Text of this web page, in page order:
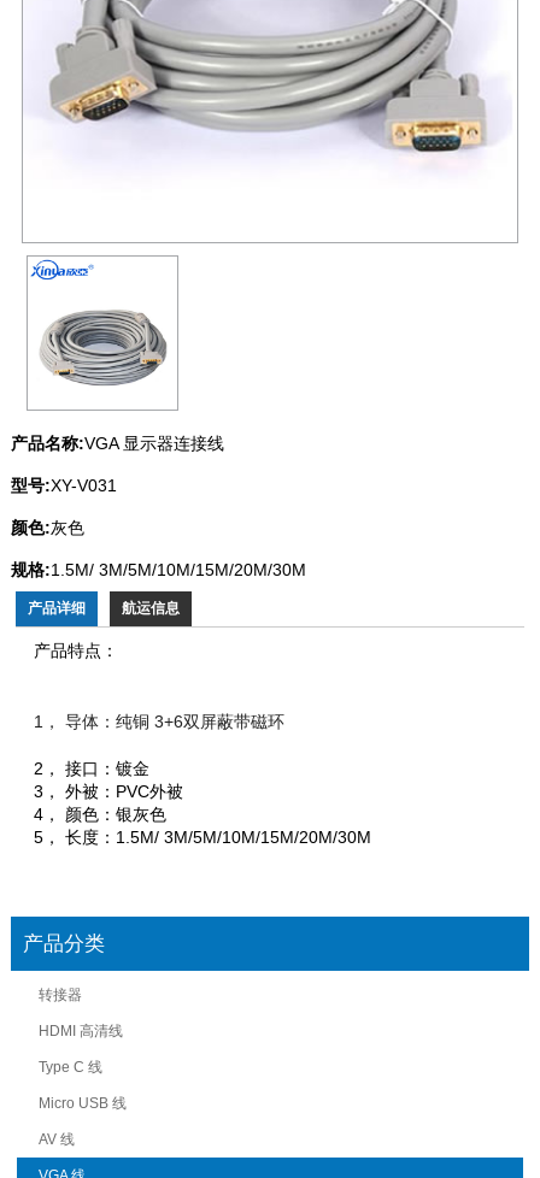
产品名称:VGA 显示器连接线
型号:XY-V031
颜色:灰色
规格:1.5M/ 3M/5M/10M/15M/20M/30M
产品详细 航运信息
产品特点：
1， 导体：纯铜 3+6双屏蔽带磁环
2， 接口：镀金
3， 外被：PVC外被
4， 颜色：银灰色
5， 长度：1.5M/ 3M/5M/10M/15M/20M/30M
产品分类
转接器
HDMI 高清线
Type C 线
Micro USB 线
AV 线